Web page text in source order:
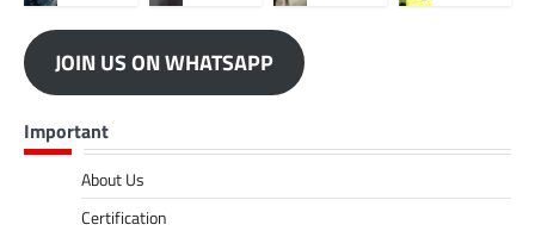
JOIN US ON WHATSAPP
Important
About Us
Certification